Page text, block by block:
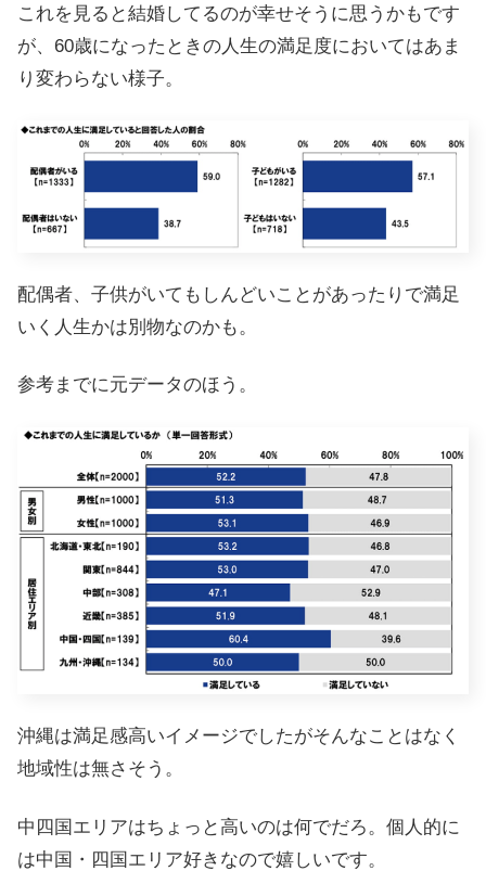
これを見ると結婚してるのが幸せそうに思うかもです
が、60歳になったときの人生の満足度においてはあま
り変わらない様子。
配偶者、子供がいてもしんどいことがあったりで満足
いく人生かは別物なのかも。
参考までに元データのほう。
沖縄は満足感高いイメージでしたがそんなことはなく
地域性は無さそう。
中四国エリアはちょっと高いのは何でだろ。個人的に
は中国・四国エリア好きなので嬉しいです。